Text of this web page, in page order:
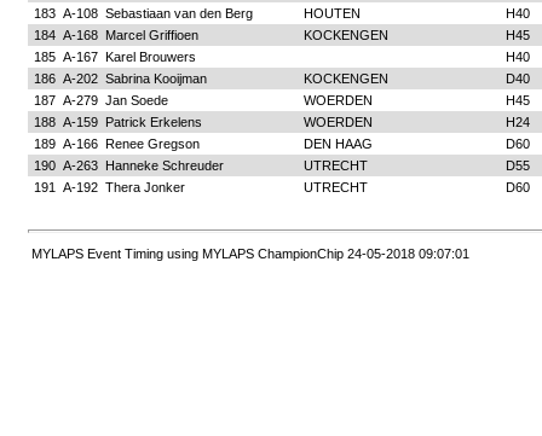
183 A-108 Sebastiaan van den Berg HOUTEN
H40
184 A-168 Marcel Griffioen KOCKENGEN
H45
185 A-167 Karel Brouwers
H40
186 A-202 Sabrina Kooijman KOCKENGEN
D40
187 A-279 Jan Soede WOERDEN
H45
188 A-159 Patrick Erkelens WOERDEN
H24
189 A-166 Renee Gregson DEN HAAG
D60
190 A-263 Hanneke Schreuder UTRECHT
D55
191
A-192 Thera Jonker UTRECHT D60
MYLAPS Event Timing using MYLAPS ChampionChip 24-05-2018 09:07:01